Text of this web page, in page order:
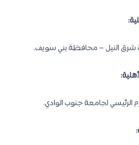
شرق النيل – محافظة بني سويف.
الرئيسي لجامعة جنوب الوادي.